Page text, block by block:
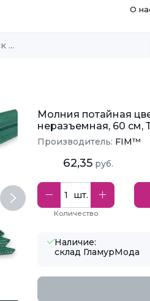
О
Next
Молния потайная
неразъемная, 60 см,
Производитель: FIM™
62,35 руб.
шт.
Количество
Наличие:
склад ГламурМода